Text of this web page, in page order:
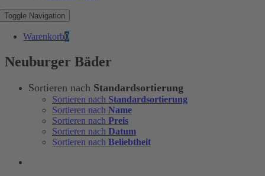
Toggle Navigation
Warenkorb0
Neuburger Bäder
Sortieren nach Standardsortierung
Sortieren nach Standardsortierung
Sortieren nach Name
Sortieren nach Preis
Sortieren nach Datum
Sortieren nach Beliebtheit